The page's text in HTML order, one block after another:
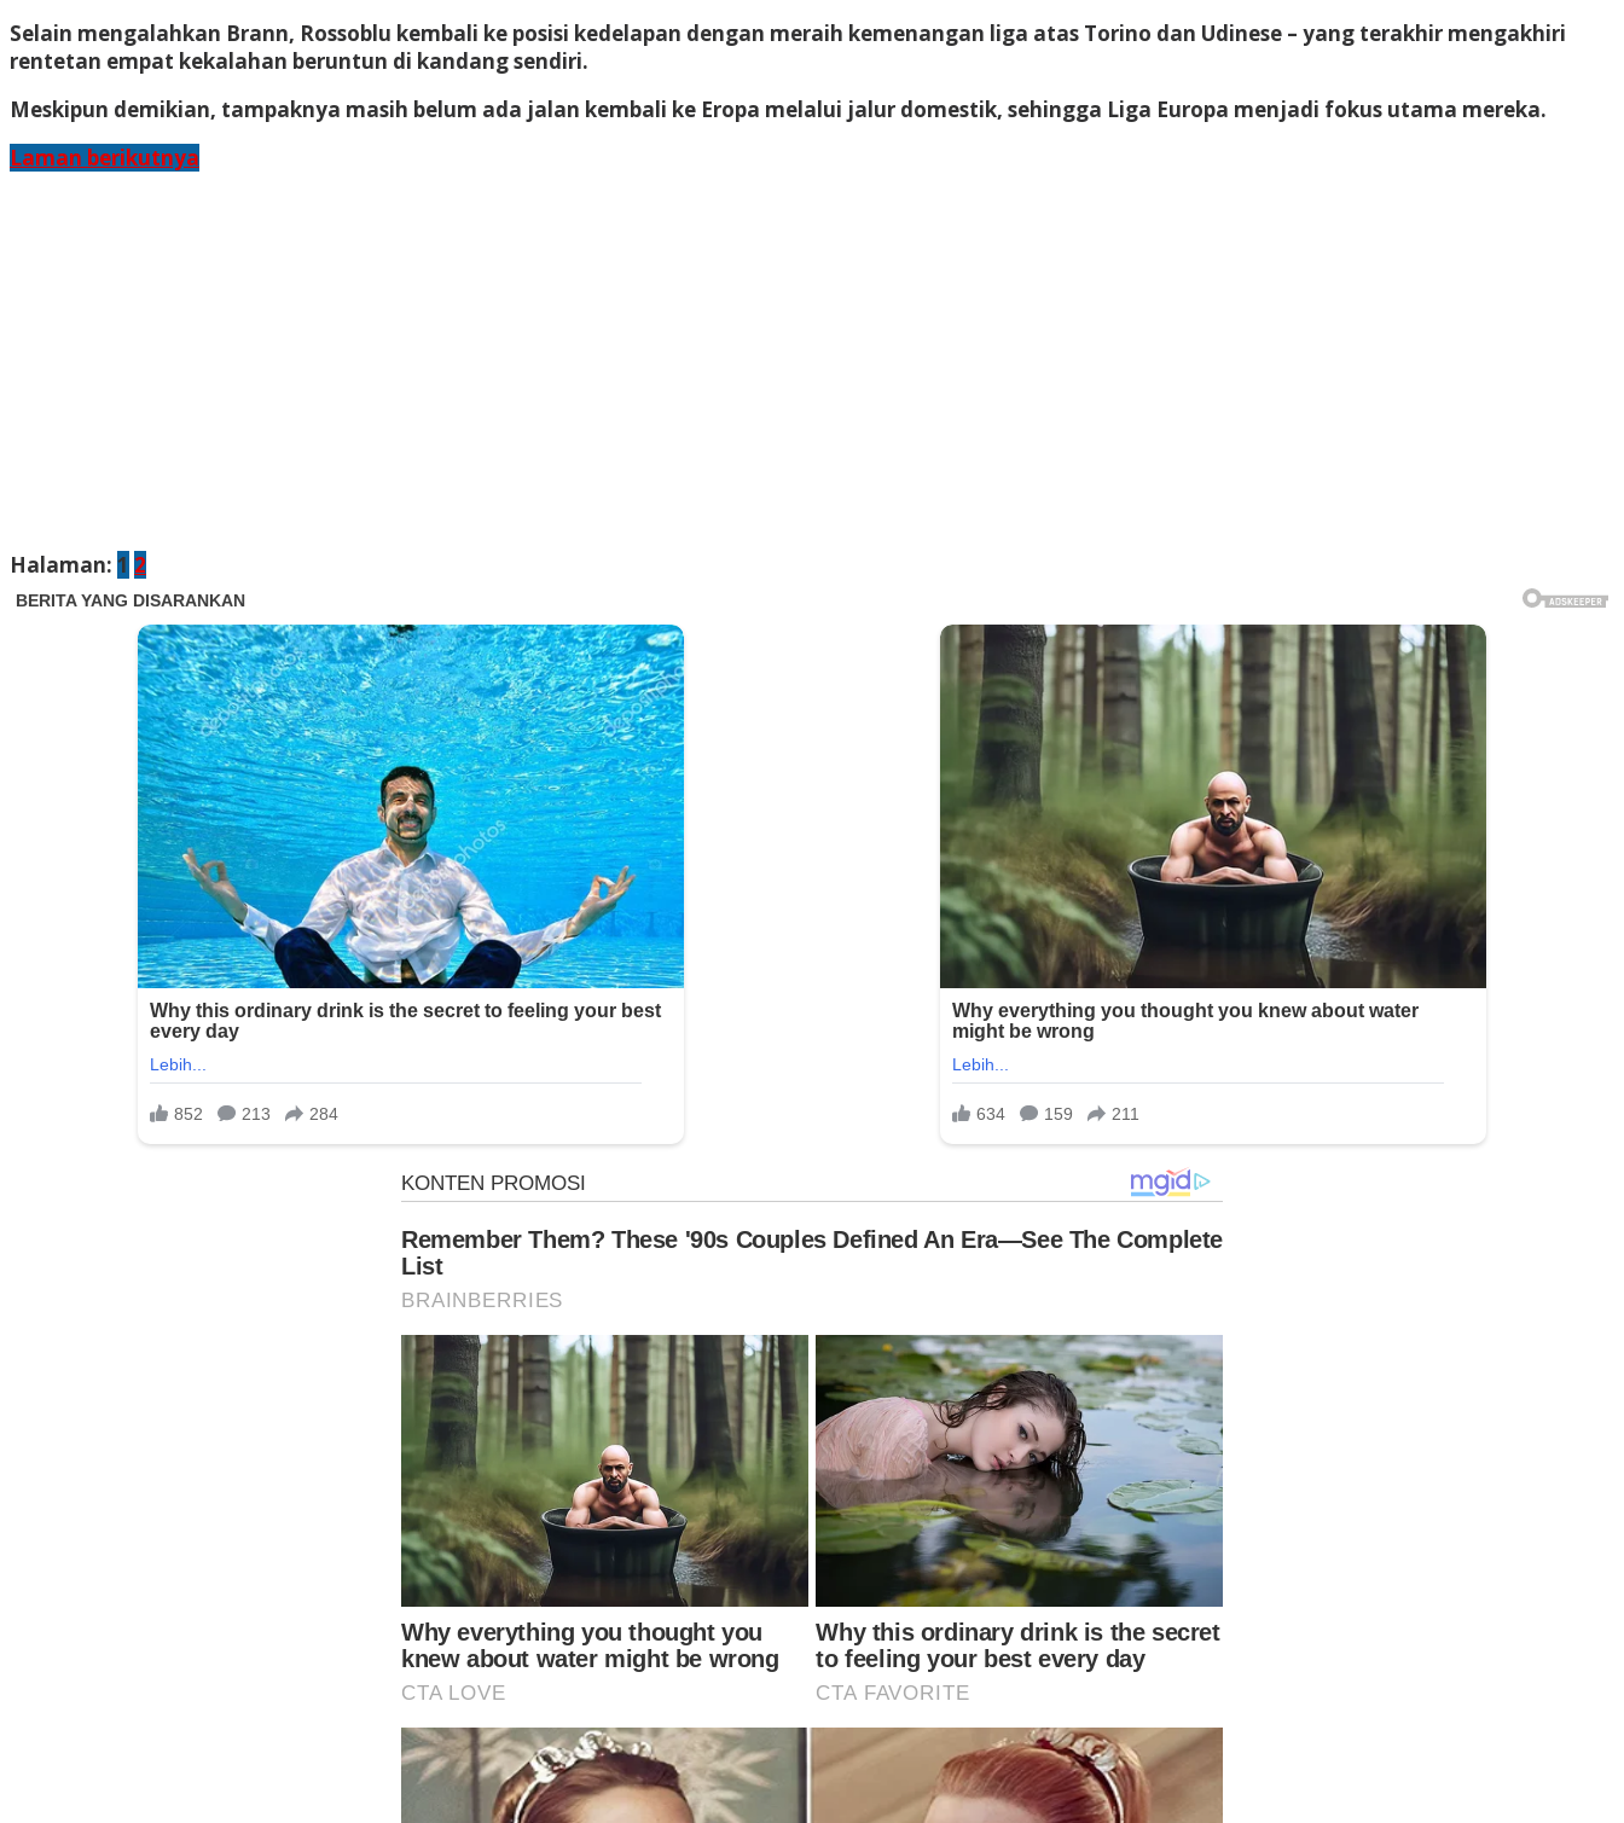
Selain mengalahkan Brann, Rossoblu kembali ke posisi kedelapan dengan meraih kemenangan liga atas Torino dan Udinese – yang terakhir mengakhiri
rentetan empat kekalahan beruntun di kandang sendiri.
Meskipun demikian, tampaknya masih belum ada jalan kembali ke Eropa melalui jalur domestik, sehingga Liga Europa menjadi fokus utama mereka.
Laman berikutnya
Halaman: 1 2